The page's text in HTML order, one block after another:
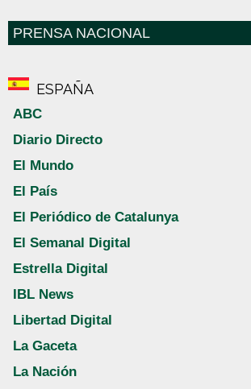
PRENSA NACIONAL
ESPAÑA
ABC
Diario Directo
El Mundo
El País
El Periódico de Catalunya
El Semanal Digital
Estrella Digital
IBL News
Libertad Digital
La Gaceta
La Nación